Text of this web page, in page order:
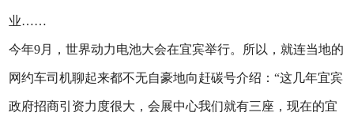
业……
今年9月，世界动力电池大会在宜宾举行。所以，就连当地的
网约车司机聊起来都不无自豪地向赶碳号介绍：“这几年宜宾
政府招商引资力度很大，会展中心我们就有三座，现在的宜